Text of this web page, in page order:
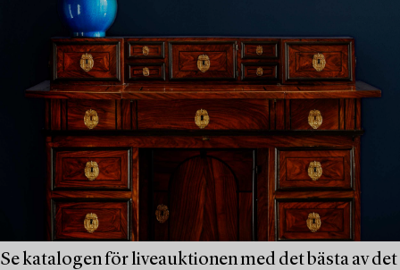
Se katalogen för liveauktionen med det bästa av det